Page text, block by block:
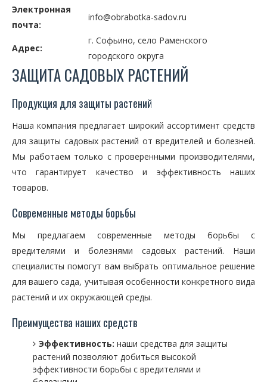
Электронная
почта:
info@obrabotka-sadov.ru
Адрес:
г. Софьино, село Раменского
городского округа
ЗАЩИТА САДОВЫХ РАСТЕНИЙ
Продукция для защиты растений
Наша компания предлагает широкий ассортимент средств
для защиты садовых растений от вредителей и болезней.
Мы работаем только с проверенными производителями,
что гарантирует качество и эффективность наших
товаров.
Современные методы борьбы
Мы предлагаем современные методы борьбы с
вредителями и болезнями садовых растений. Наши
специалисты помогут вам выбрать оптимальное решение
для вашего сада, учитывая особенности конкретного вида
растений и их окружающей среды.
Преимущества наших средств
Эффективность: наши средства для защиты
растений позволяют добиться высокой
эффективности борьбы с вредителями и